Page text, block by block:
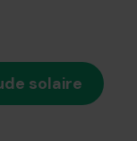
solaire